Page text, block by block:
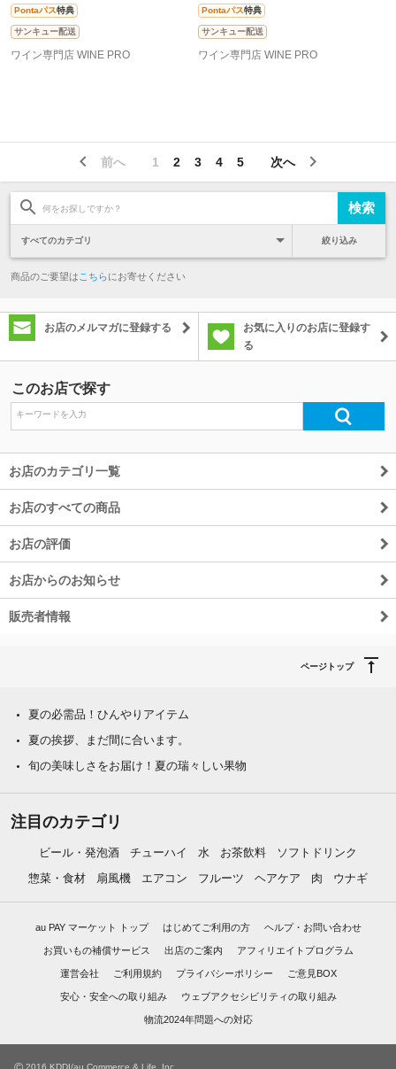
Pontaパス特典
サンキュー配送
ワイン専門店 WINE PRO
Pontaパス特典
サンキュー配送
ワイン専門店 WINE PRO
前へ 次へ
1 2 3 4 5
絞り込み
商品のご要望は こちらにお寄せください
お店のメルマガに登録する
お気に入りのお店に登録す
る
このお店で探す
お店のカテゴリ一覧
お店のすべての商品
お店の評価
お店からのお知らせ
販売者情報
ページトップ
夏の必需品！ひんやりアイテム
夏の挨拶、まだ間に合います。
旬の美味しさをお届け！夏の瑞々しい果物
注目のカテゴリ
ビール・発泡酒 チューハイ 水 お茶飲料
ソフトドリンク
惣菜・食材
扇風機 エアコン フルーツ ヘアケア 肉 ウナギ
au PAY マーケット トップ はじめてご利用の方 ヘルプ・お問い合わせ
お買いもの補償サービス 出店のご案内 アフィリエイトプログラム
運営会社 ご利用規約 プライバシーポリシー ご意見BOX
安心・安全への取り組み ウェブアクセシビリティの取り組み
物流2024年問題への対応
2016 KDDI/au Commerce & Life, Inc.